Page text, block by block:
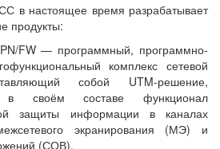
в настоящее время разрабатывает
продукты:
FW — программный, программно-
комплекс сетевой
собой UTM-решение,
в своём составе функционал
защиты информации в каналах
экранирования (МЭ) и
(СОВ).